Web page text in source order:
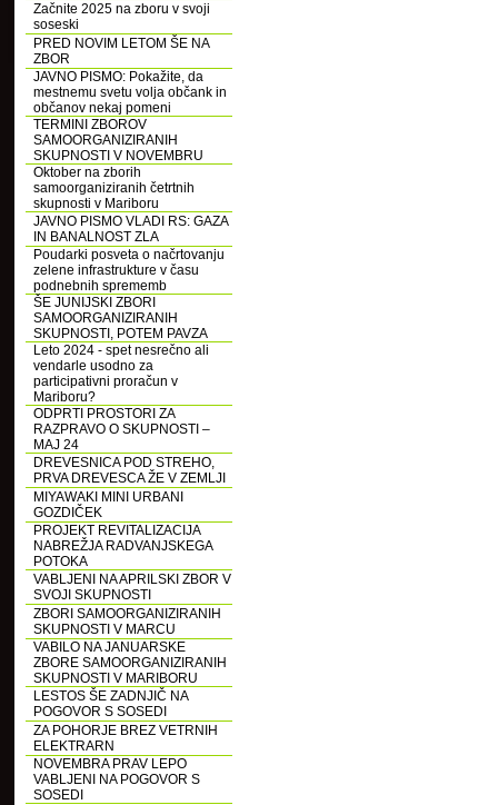
Začnite 2025 na zboru v svoji
soseski
PRED NOVIM LETOM ŠE NA
ZBOR
JAVNO PISMO: Pokažite, da
mestnemu svetu volja občank in
občanov nekaj pomeni
TERMINI ZBOROV
SAMOORGANIZIRANIH
SKUPNOSTI V NOVEMBRU
Oktober na zborih
samoorganiziranih četrtnih
skupnosti v Mariboru
JAVNO PISMO VLADI RS: GAZA
IN BANALNOST ZLA
Poudarki posveta o načrtovanju
zelene infrastrukture v času
podnebnih sprememb
ŠE JUNIJSKI ZBORI
SAMOORGANIZIRANIH
SKUPNOSTI, POTEM PAVZA
Leto 2024 - spet nesrečno ali
vendarle usodno za
participativni proračun v
Mariboru?
ODPRTI PROSTORI ZA
RAZPRAVO O SKUPNOSTI –
MAJ 24
DREVESNICA POD STREHO,
PRVA DREVESCA ŽE V ZEMLJI
MIYAWAKI MINI URBANI
GOZDIČEK
PROJEKT REVITALIZACIJA
NABREŽJA RADVANJSKEGA
POTOKA
VABLJENI NA APRILSKI ZBOR V
SVOJI SKUPNOSTI
ZBORI SAMOORGANIZIRANIH
SKUPNOSTI V MARCU
VABILO NA JANUARSKE
ZBORE SAMOORGANIZIRANIH
SKUPNOSTI V MARIBORU
LESTOS ŠE ZADNJIČ NA
POGOVOR S SOSEDI
ZA POHORJE BREZ VETRNIH
ELEKTRARN
NOVEMBRA PRAV LEPO
VABLJENI NA POGOVOR S
SOSEDI